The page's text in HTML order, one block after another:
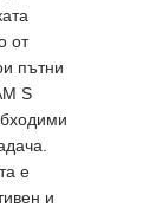
от
пътни
S
е
и